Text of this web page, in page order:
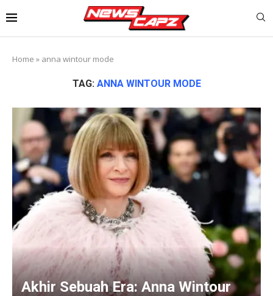
Home » anna wintour mode
TAG: ANNA WINTOUR MODE
Akhir Sebuah Era: Anna Wintour